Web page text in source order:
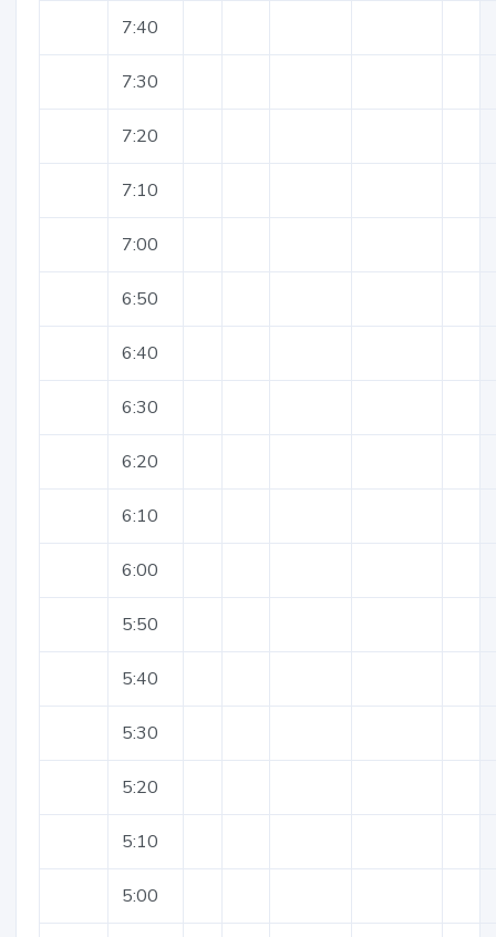
7:40
7:30
7:20
7:10
7:00
6:50
6:40
6:30
6:20
6:10
6:00
5:50
5:40
5:30
5:20
5:10
5:00